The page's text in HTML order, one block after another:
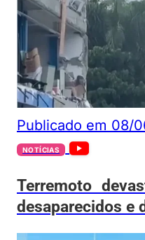
Publicado em 08/
NOTÍCIAS
Terremoto
desaparecidos e